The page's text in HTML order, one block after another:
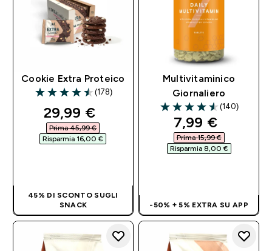
Cookie Extra Proteico
4.51 out of 5 stars
(178)
discounted price
29,99 €‎
Prima 45,99 €‎
Risparmia 16,00 €‎
45% DI SCONTO SUGLI
SNACK
Multivitaminico
Giornaliero
4.54 out of 5 stars
(140)
discounted
7,99 €‎
Prima 15,99 €‎
Risparmia 8,00 €‎
-50% + 5% EXTRA SU APP